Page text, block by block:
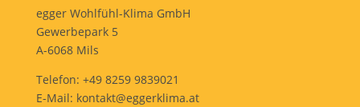
egger Wohlfühl-Klima GmbH
Gewerbepark 5
A-6068 Mils
Telefon: +49 8259 9839021
E-Mail: kontakt@eggerklima.at